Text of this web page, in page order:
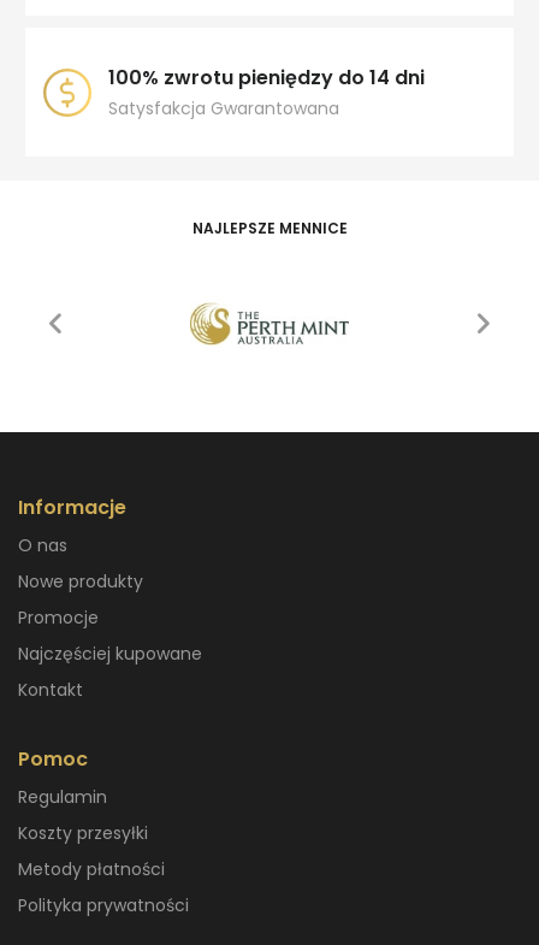
100% zwrotu pieniędzy do 14 dni
Satysfakcja Gwarantowana
NAJLEPSZE MENNICE
Informacje
O nas
Nowe produkty
Promocje
Najczęściej kupowane
Kontakt
Pomoc
Regulamin
Koszty przesyłki
Metody płatności
Polityka prywatności